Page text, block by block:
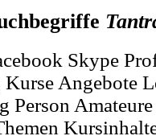
Skype
Kurse Angebote
Amateure